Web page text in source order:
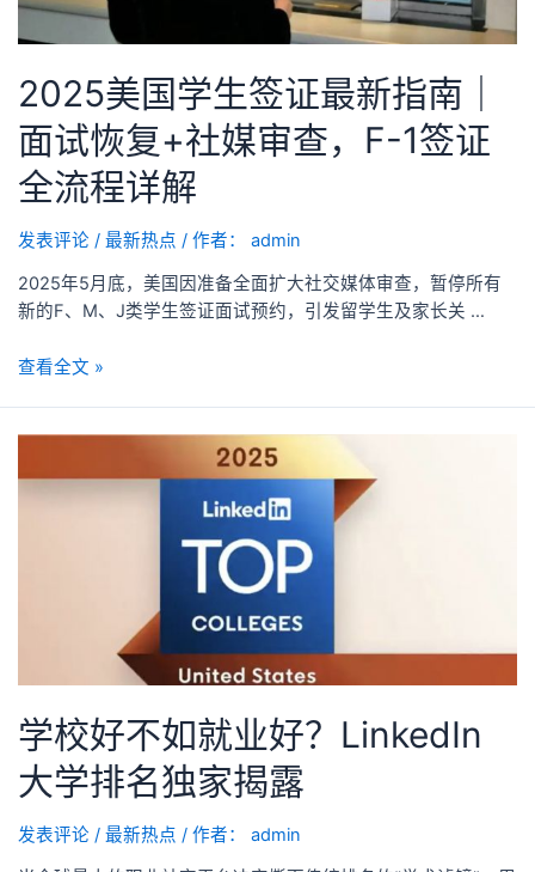
2025美国学生签证最新指南｜
面试恢复+社媒审查，F-1签证
全流程详解
发表评论 / 最新热点 / 作者： admin
2025年5月底，美国因准备全面扩大社交媒体审查，暂停所有
新的F、M、J类学生签证面试预约，引发留学生及家长关 …
查看全文 »
学校好不如就业好？LinkedIn
大学排名独家揭露
发表评论 / 最新热点 / 作者： admin